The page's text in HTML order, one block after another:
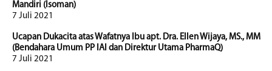
Mandiri (Isoman)
7 Juli 2021
Ucapan Dukacita atas Wafatnya Ibu apt. Dra. Ellen Wijaya, MS., MM
(Bendahara Umum PP IAI dan Direktur Utama PharmaQ)
7 Juli 2021